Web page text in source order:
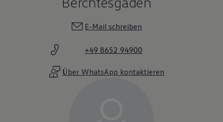
E-Mail schreiben
+49 8652 94900
Über WhatsApp kontaktieren